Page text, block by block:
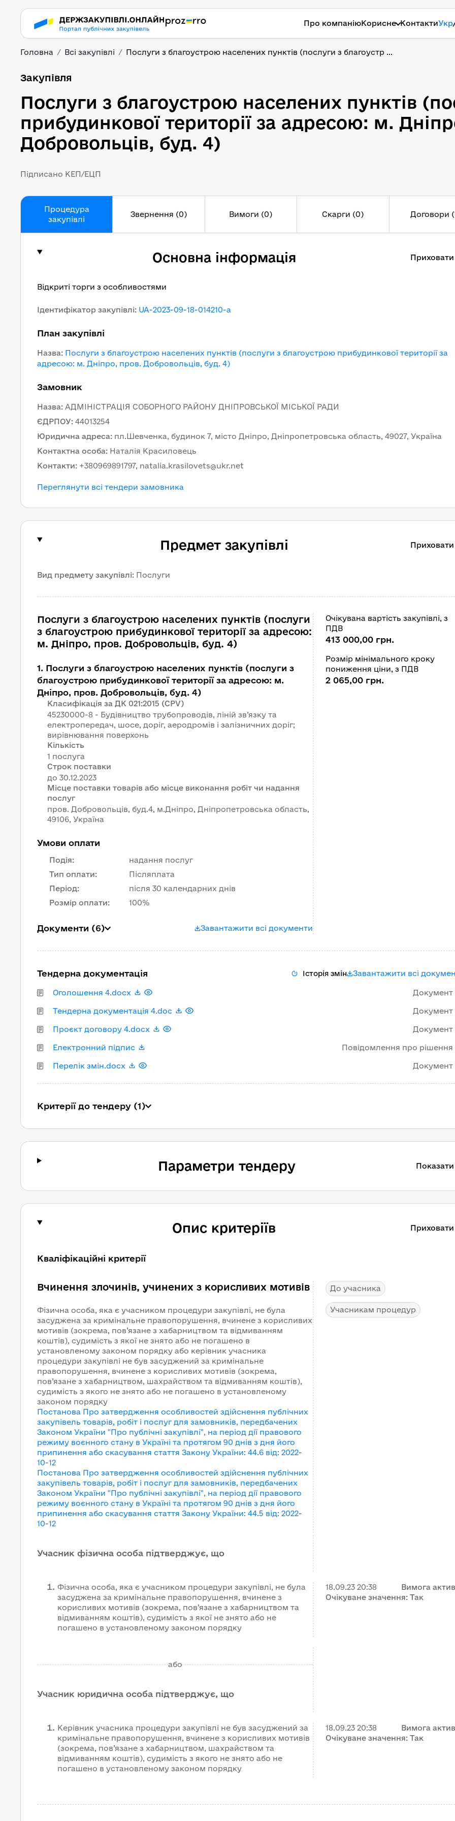
Про компаніюКорисне КонтактиУкр
Головна Всі закупівлі Послуги з благоустрою населених пунктів (послуги з благоустр ...
Послуги з благоустрою населених пунктів
Закупівля
Послуги з благоустрою населених пунктів
прибудинкової території за адресою: м.
Добровольців, буд. 4)
Підписано КЕП/ЕЦП
Процедура
закупівлі
Звернення (0) Вимоги (0) Скарги (0) Договори
Основна інформація Приховати
Відкриті торги з особливостями
Ідентифікатор закупівлі: UA-2023-09-18-014210-a
План закупівлі
Назва: Послуги з благоустрою населених пунктів (послуги з благоустрою прибудинкової території за
адресою: м. Дніпро, пров. Добровольців, буд. 4)
Замовник
Назва: АДМІНІСТРАЦІЯ СОБОРНОГО РАЙОНУ ДНІПРОВСЬКОЇ МІСЬКОЇ РАДИ
ЄДРПОУ: 44013254
Юридична адреса: пл.Шевченка, будинок 7, місто Дніпро, Дніпропетровська область, 49027, Україна
Контактна особа: Наталія Красиловець
Контакти: +380969891797, natalia.krasilovets@ukr.net
Переглянути всі тендери замовника
Предмет закупівлі Приховати
Вид предмету закупівлі: Послуги
Послуги з благоустрою населених пунктів (послуги
з благоустрою прибудинкової території за адресою:
м. Дніпро, пров. Добровольців, буд. 4)
1. Послуги з благоустрою населених пунктів (послуги з
благоустрою прибудинкової території за адресою: м.
Дніпро, пров. Добровольців, буд. 4)
Класифікація за ДК 021:2015 (CPV)
45230000-8 - Будівництво трубопроводів, ліній зв’язку та
електропередач, шосе, доріг, аеродромів і залізничних доріг;
вирівнювання поверхонь
Кількість
1 послуга
Строк поставки
Місце поставки товарів або місце виконання робіт чи надання
послуг
пров. Добровольців, буд.4, м.Дніпро, Дніпропетровська область,
49106, Україна
Умови оплати
Подія:
надання послуг
Тип оплати:
Післяплата
Період:
після 30 календарних днів
Розмір оплати: 100%
Документи (6) Завантажити всі документи
Очікувана вартість закупівлі, з
ПДВ
413 000,00 грн.
Розмір мінімального кроку
пониження ціни, з ПДВ
2 065,00 грн.
Тендерна документація Історія змін Завантажити всі
Оголошення 4.docx Документ
Тендерна документація 4.doc Документ
Проєкт договору 4.docx Документ
Електронний підпис Повідомлення про рішення
Перелік змін.docx Документ
Критерії до тендеру (1)
Параметри тендеру Показати
Опис критеріїв Приховати
Кваліфікаційні критерії
Вчинення злочинів, учинених з корисливих мотивів
Фізична особа, яка є учасником процедури закупівлі, не була
засуджена за кримінальне правопорушення, вчинене з корисливих
мотивів (зокрема, пов’язане з хабарництвом та відмиванням
коштів), судимість з якої не знято або не погашено в
установленому законом порядку або керівник учасника
процедури закупівлі не був засуджений за кримінальне
правопорушення, вчинене з корисливих мотивів (зокрема,
пов’язане з хабарництвом, шахрайством та відмиванням коштів),
судимість з якого не знято або не погашено в установленому
законом порядку
Постанова Про затвердження особливостей здійснення публічних
закупівель товарів, робіт і послуг для замовників, передбачених
Законом України "Про публічні закупівлі", на період дії правового
режиму воєнного стану в Україні та протягом 90 днів з дня його
припинення або скасування стаття Закону України: 44.6 від: 2022-
10-12
Постанова Про затвердження особливостей здійснення публічних
закупівель товарів, робіт і послуг для замовників, передбачених
Законом України "Про публічні закупівлі", на період дії правового
режиму воєнного стану в Україні та протягом 90 днів з дня його
припинення або скасування стаття Закону України: 44.5 від: 2022-
10-12
До учасника
Учасникам процедур
Учасник фізична особа підтверджує, що
Фізична особа, яка є учасником процедури закупівлі, не була
засуджена за кримінальне правопорушення, вчинене з
корисливих мотивів (зокрема, пов’язане з хабарництвом та
відмиванням коштів), судимість з якої не знято або не
погашено в установленому законом порядку
18.09.23 20:38
Вимога
Очікуване значення: Так
або
Учасник юридична особа підтверджує, що
Керівник учасника процедури закупівлі не був засуджений за
кримінальне правопорушення, вчинене з корисливих мотивів
(зокрема, пов’язане з хабарництвом, шахрайством та
відмиванням коштів), судимість з якого не знято або не
погашено в установленому законом порядку
18.09.23 20:38
Вимога
Очікуване значення: Так